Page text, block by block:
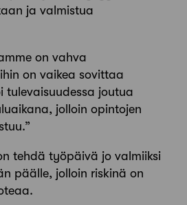
ja valmistua
on vahva
on vaikea sovittaa
tulevaisuudessa ­joutua
jolloin opintojen
tehdä työpäivä jo valmiiksi
päälle, jolloin riskinä on